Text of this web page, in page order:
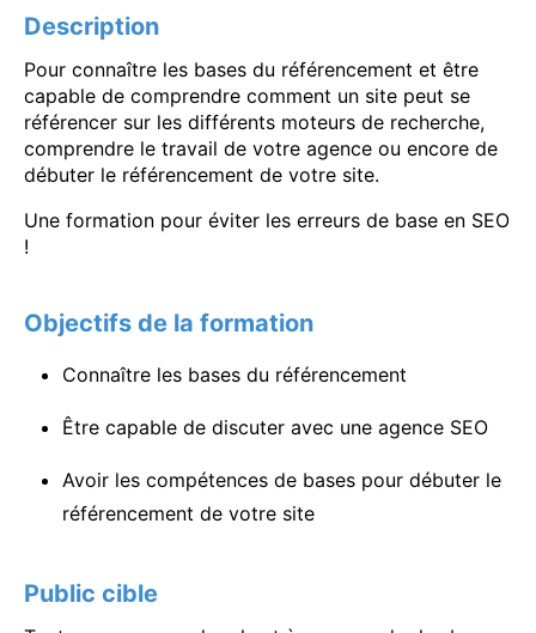
Description
Pour connaître les bases du référencement et être
capable de comprendre comment un site peut se
référencer sur les différents moteurs de recherche,
comprendre le travail de votre agence ou encore de
débuter le référencement de votre site.
Une formation pour éviter les erreurs de base en SEO
!
Objectifs de la formation
Connaître les bases du référencement
Être capable de discuter avec une agence SEO
Avoir les compétences de bases pour débuter le
référencement de votre site
Public cible